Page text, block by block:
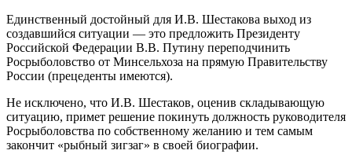
Единственный достойный для И.В. Шестакова выход из
создавшийся ситуации — это предложить Президенту
Российской Федерации В.В. Путину переподчинить
Росрыболовство от Минсельхоза на прямую Правительству
России (прецеденты имеются).
Не исключено, что И.В. Шестаков, оценив складывающую
ситуацию, примет решение покинуть должность руководителя
Росрыболовства по собственному желанию и тем самым
закончит «рыбный зигзаг» в своей биографии.